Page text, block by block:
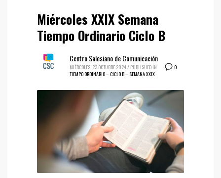
Miércoles XXIX Semana
Tiempo Ordinario Ciclo B
0
Centro Salesiano de Comunicación
MIÉRCOLES, 23 OCTUBRE 2024/ PUBLISHED IN
TIEMPO ORDINARIO – CICLO B – SEMANA XXIX